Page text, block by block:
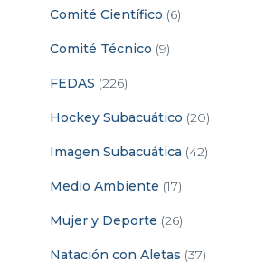
Comité Científico (6)
Comité Técnico (9)
FEDAS (226)
Hockey Subacuático (20)
Imagen Subacuática (42)
Medio Ambiente (17)
Mujer y Deporte (26)
Natación con Aletas (37)